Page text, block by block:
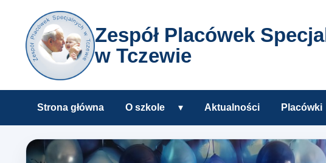
Zespół Placówek
w Tczewie
Strona główna O szkole ▾
Rozwiń podmenu O szkole
Aktualności Placówki
Zespół Placówek Specjalnych w